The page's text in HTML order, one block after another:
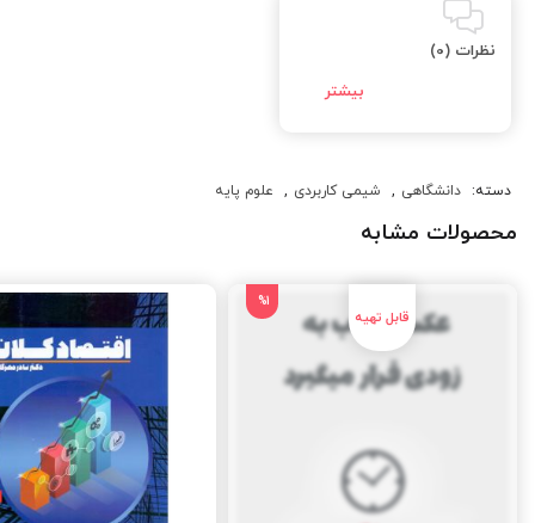
نظرات (0)
دسته: دانشگاهی , شیمی کاربردی , علوم پایه
محصولات مشابه